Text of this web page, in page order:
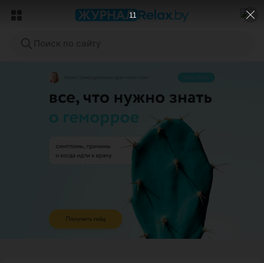
ЭФФЕКТИВНАЯ РЕКЛАМА НА САЙТЕ
9